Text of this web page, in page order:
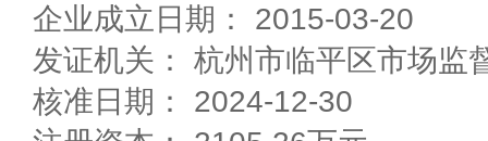
企业成立日期： 2015-03-20
发证机关： 杭州市临平区市场监
核准日期： 2024-12-30